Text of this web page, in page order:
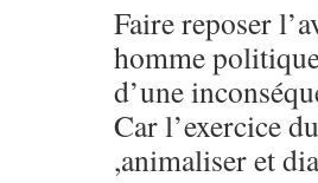
Faire reposer
homme
d’une
Car l’exercice
,animaliser et